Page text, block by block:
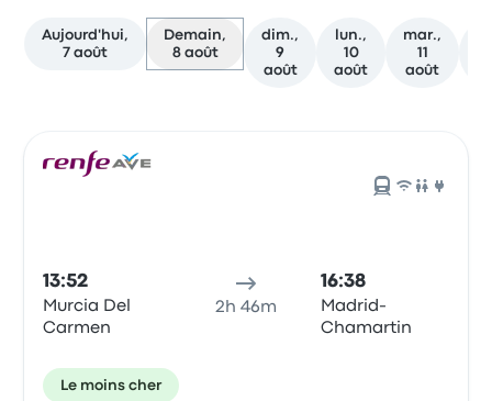
Aujourd'hui,
7 août
Demain,
8 août
dim.,
9
août
lun.,
10
août
mar.,
11
août
13:52
Murcia Del
Carmen
2h 46m
16:38
Madrid-
Chamartin
Le moins cher